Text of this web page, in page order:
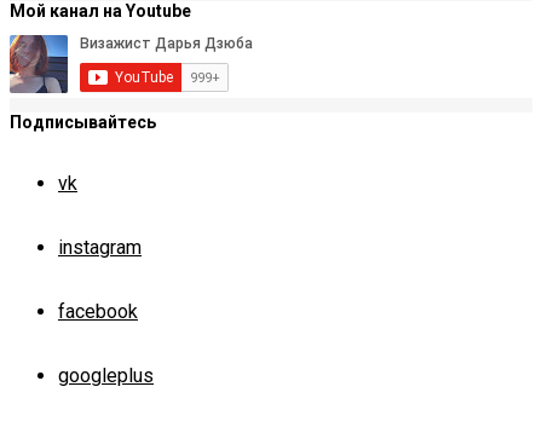
Мой канал на Youtube
Подписывайтесь
vk
instagram
facebook
googleplus